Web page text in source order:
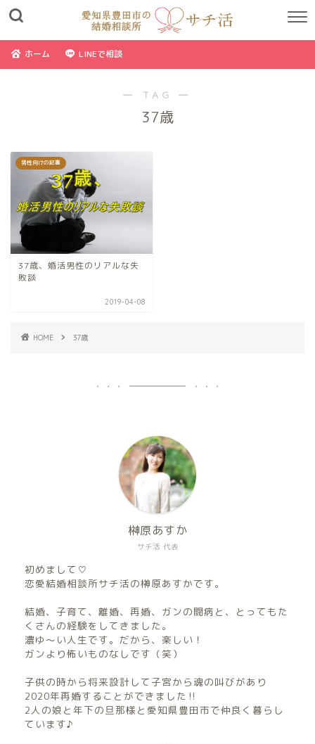
ホーム LINEで相談
― TAG ―
37歳
男性向けの記事
37歳、婚活男性のリアルな失
敗談
2019-04-08
HOME 37歳
サチ活 代表
榊原あすか
初めまして♡
恋愛結婚相談所サチ活の榊原あすかです。
結婚、子育て、離婚、再婚、ガンの闘病と、とってもた
くさんの経験をしてきました。
濃ゆ〜い人生です。だから、楽しい！
ガンより怖いものなしです（笑）
子供の時から将来設計して子宮から魂の叫びがあり
2020年再婚することができました‼︎
2人の娘と年下の旦那様と愛知県豊田市で仲良く暮らし
ています♪